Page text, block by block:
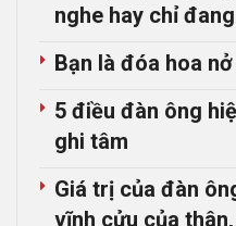
nghe hay chỉ
Bạn là đóa hoa
5 điều đàn ông
ghi tâm
Giá trị của đàn
vĩnh cửu của